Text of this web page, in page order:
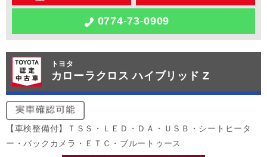
0774-73-0909
トヨタ
カローラクロス ハイブリッド Z
【車検整備付】ＴＳＳ・ＬＥＤ・ＤＡ・ＵＳＢ・シートヒータ
ー・バックカメラ・ＥＴＣ・ブルートゥース